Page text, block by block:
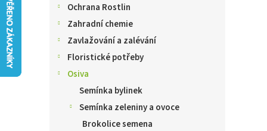
Ochrana Rostlin
Zahradní chemie
Zavlažování a zalévání
Floristické potřeby
Osiva
Semínka bylinek
Semínka zeleniny a ovoce
Brokolice semena